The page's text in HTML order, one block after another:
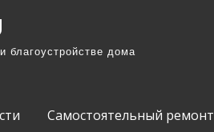
благоустройстве дома
Самостоятельный ремонт